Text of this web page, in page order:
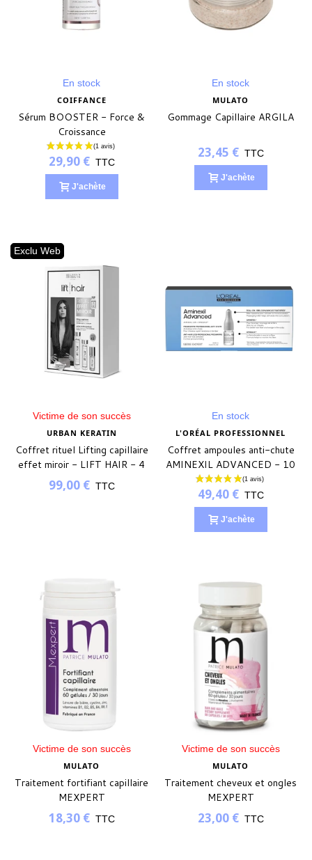
En stock
COIFFANCE
Sérum BOOSTER - Force &
Croissance
29,90 € TTC
J'achète
En stock
MULATO
Gommage Capillaire ARGILA
23,45 € TTC
J'achète
Exclu Web
Victime de son succès
URBAN KERATIN
Coffret rituel Lifting capillaire
effet miroir - LIFT HAIR - 4
produits
99,00 € TTC
En stock
L'ORÉAL PROFESSIONNEL
Coffret ampoules anti-chute
AMINEXIL ADVANCED - 10
x 6ml
49,40 € TTC
J'achète
Victime de son succès
MULATO
Traitement fortifiant capillaire
MEXPERT
18,30 € TTC
Victime de son succès
MULATO
Traitement cheveux et ongles
MEXPERT
23,00 € TTC